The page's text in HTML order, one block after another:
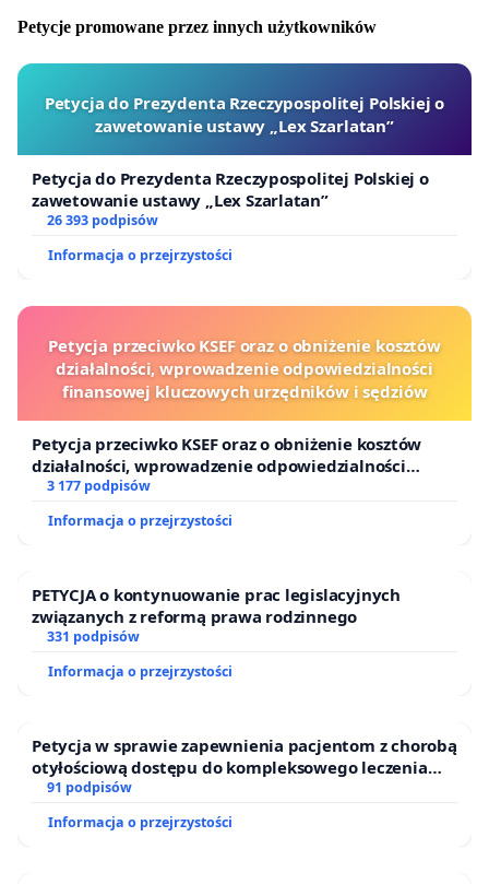
Petycje promowane przez innych użytkowników
Petycja do Prezydenta Rzeczypospolitej Polskiej o
zawetowanie ustawy „Lex Szarlatan”
Petycja do Prezydenta Rzeczypospolitej Polskiej o
zawetowanie ustawy „Lex Szarlatan”
26 393 podpisów
Informacja o przejrzystości
Petycja przeciwko KSEF oraz o obniżenie kosztów
działalności, wprowadzenie odpowiedzialności
finansowej kluczowych urzędników i sędziów
Petycja przeciwko KSEF oraz o obniżenie kosztów
działalności, wprowadzenie odpowiedzialności
finansowej kluczowych urzędników i sędziów
3 177 podpisów
Informacja o przejrzystości
PETYCJA o kontynuowanie prac legislacyjnych
związanych z reformą prawa rodzinnego
331 podpisów
Informacja o przejrzystości
Petycja w sprawie zapewnienia pacjentom z chorobą
otyłościową dostępu do kompleksowego leczenia
oraz programów profilaktycznych.
91 podpisów
Informacja o przejrzystości